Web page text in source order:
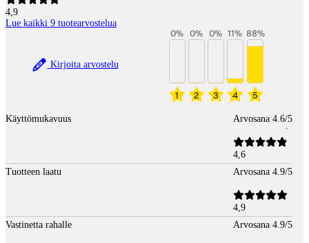
4,9
Lue kaikki 9 tuotearvostelua
Kirjoita arvostelu
1
0%
2
0%
3
0%
4
11%
5
88%
Käyttömukavuus Arvosana 4.6/5
4,6
Tuotteen laatu
Arvosana 4.9/5
4,9
Vastinetta rahalle
Arvosana 4.9/5